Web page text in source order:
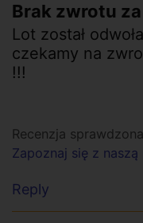
Brak zwrotu
Lot został
czekamy na
!!!
Recenzja
Zapoznaj się z
Reply